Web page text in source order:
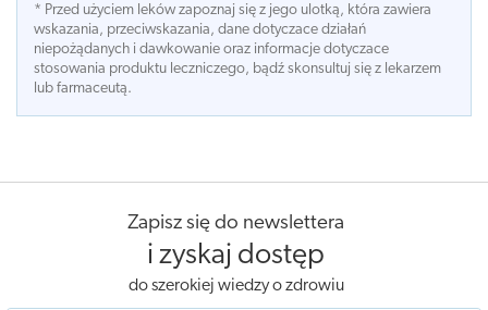
* Przed użyciem leków zapoznaj się z jego ulotką, która zawiera
wskazania, przeciwskazania, dane dotyczace działań
niepożądanych i dawkowanie oraz informacje dotyczace
stosowania produktu leczniczego, bądź skonsultuj się z lekarzem
lub farmaceutą.
Zapisz się do newslettera
i zyskaj dostęp
do szerokiej wiedzy o zdrowiu